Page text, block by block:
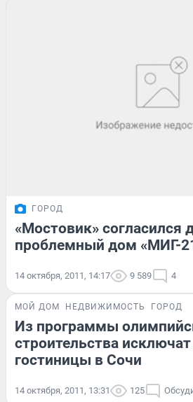
ГОРОД
«Мостовик» согласился
проблемный дом «МИГ-
14 октября, 2011, 14:17 9 589 4
МОЙ ДОМ НЕДВИЖИМОСТЬ ГОРОД
Из программы
строительства
гостиницы в Сочи
14 октября, 2011, 13:31 125